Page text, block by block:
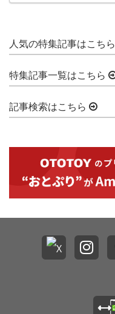
人気の特集記事はこちら
特集記事一覧はこちら
記事検索はこちら